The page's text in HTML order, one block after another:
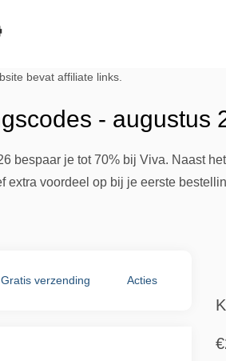
bevat affiliate links.
- augustus
bespaar je tot 70% bij Viva. Naast
extra voordeel op bij je eerste
Gratis verzending Acties